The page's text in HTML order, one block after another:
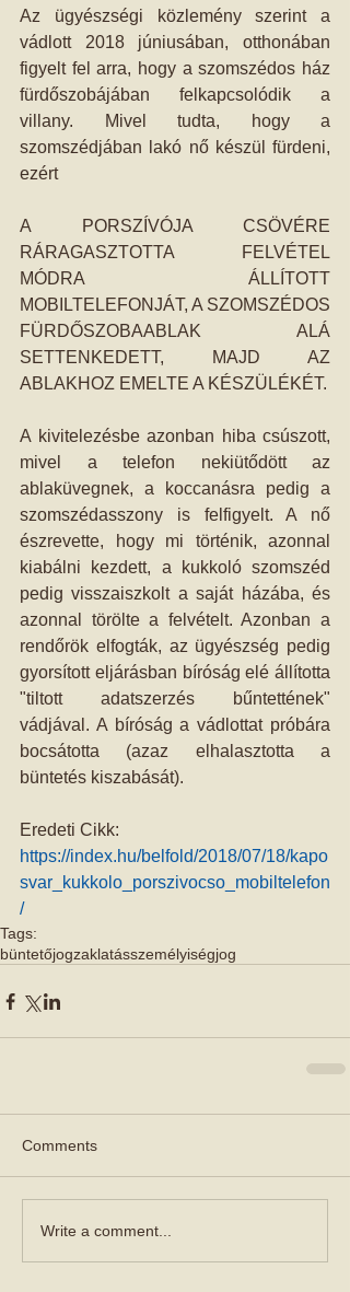
Az ügyészségi közlemény szerint a
vádlott 2018 júniusában, otthonában
figyelt fel arra, hogy a szomszédos ház
fürdőszobájában felkapcsolódik a
villany. Mivel tudta, hogy a
szomszédjában lakó nő készül fürdeni,
ezért
A PORSZÍVÓJA CSÖVÉRE
RÁRAGASZTOTTA FELVÉTEL
MÓDRA ÁLLÍTOTT
MOBILTELEFONJÁT, A SZOMSZÉDOS
FÜRDŐSZOBAABLAK ALÁ
SETTENKEDETT, MAJD AZ
ABLAKHOZ EMELTE A KÉSZÜLÉKÉT.
A kivitelezésbe azonban hiba csúszott,
mivel a telefon nekiütődött az
ablaküvegnek, a koccanásra pedig a
szomszédasszony is felfigyelt. A nő
észrevette, hogy mi történik, azonnal
kiabálni kezdett, a kukkoló szomszéd
pedig visszaiszkolt a saját házába, és
azonnal törölte a felvételt. Azonban a
rendőrök elfogták, az ügyészség pedig
gyorsított eljárásban bíróság elé állította
"tiltott adatszerzés bűntettének"
vádjával. A bíróság a vádlottat próbára
bocsátotta (azaz elhalasztotta a
büntetés kiszabását).
Eredeti Cikk:
https://index.hu/belfold/2018/07/18/kapo
svar_kukkolo_porszivocso_mobiltelefon
/
Tags:
büntetőjogzaklatásszemélyiségjog
Comments
Write a comment...